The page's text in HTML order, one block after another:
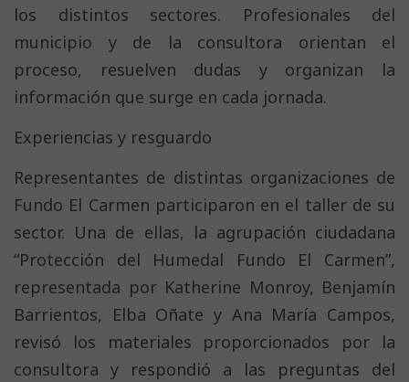
los distintos sectores. Profesionales del
municipio y de la consultora orientan el
proceso, resuelven dudas y organizan la
información que surge en cada jornada.
Experiencias y resguardo
Representantes de distintas organizaciones de
Fundo El Carmen participaron en el taller de su
sector. Una de ellas, la agrupación ciudadana
“Protección del Humedal Fundo El Carmen”,
representada por Katherine Monroy, Benjamín
Barrientos, Elba Oñate y Ana María Campos,
revisó los materiales proporcionados por la
consultora y respondió a las preguntas del